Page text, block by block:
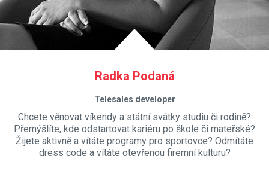
Radka Podaná
Telesales developer
Chcete věnovat víkendy a státní svátky studiu či rodině?
Přemýšlíte, kde odstartovat kariéru po škole či mateřské?
Žijete aktivně a vítáte programy pro sportovce? Odmítáte
dress code a vítáte otevřenou firemní kulturu?